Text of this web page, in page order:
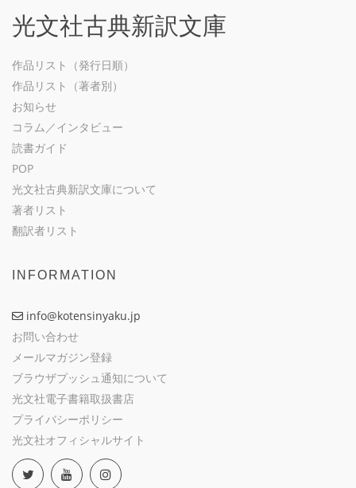
光文社古典新訳文庫
作品リスト（発行日順）
作品リスト（著者別）
お知らせ
コラム／インタビュー
読書ガイド
POP
光文社古典新訳文庫について
著者リスト
翻訳者リスト
INFORMATION
info@kotensinyaku.jp
お問い合わせ
メールマガジン登録
ブラウザプッシュ通知について
光文社電子書籍取扱書店
プライバシーポリシー
光文社オフィシャルサイト